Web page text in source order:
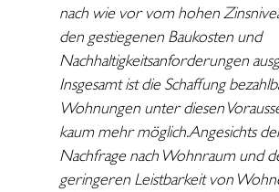
nach wie vor vom hohen
den gestiegenen Baukosten und
Nachhaltigkeitsanforderungen
Insgesamt ist die Schaffung
Wohnungen unter diesen
kaum mehr möglich. Angesichts
Nachfrage nach Wohnraum und
geringeren Leistbarkeit von